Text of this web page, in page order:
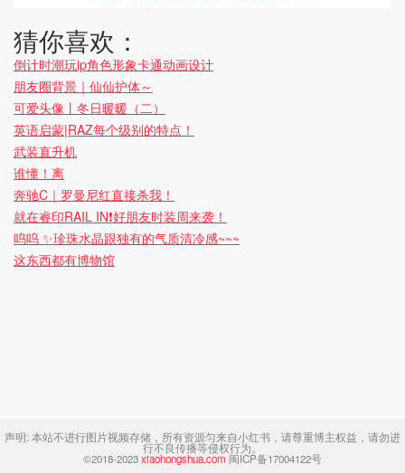
猜你喜欢：
倒计时潮玩ip角色形象卡通动画设计
朋友圈背景｜仙仙护体～
可爱头像丨冬日暖暖（二）
英语启蒙|RAZ每个级别的特点！
武装直升机
谁懂！离
奔驰C｜罗曼尼红直接杀我！
就在睿印RAIL IN❗️好朋友时装周来袭！
呜呜 ✨珍珠水晶跟独有的气质清冷感~~~
这东西都有博物馆
声明:本站不进行图片视频存储，所有资源匀来自小红书，请尊重博主权益，请勿进
行不良传播等侵权行为。
©2018-2023xiaohongshua.com 闽ICP备17004122号